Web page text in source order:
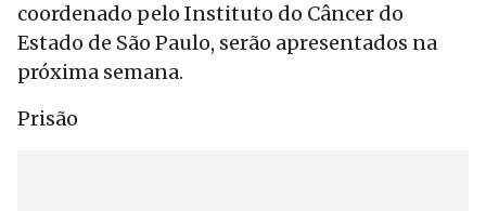
coordenado pelo Instituto do Câncer do
Estado de São Paulo, serão apresentados na
próxima semana.
Prisão